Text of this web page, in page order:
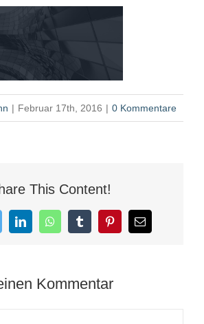
| Februar 17th, 2016 | 0 Kommentare
This Content!
LinkedInWhatsAppTumblrPinterest
E-
Mail
Kommentar